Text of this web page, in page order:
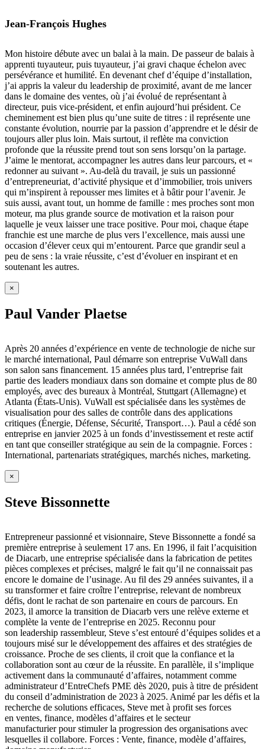
Jean-François Hughes
Mon histoire débute avec un balai à la main. De passeur de balais à
apprenti tuyauteur, puis tuyauteur, j’ai gravi chaque échelon avec
persévérance et humilité. En devenant chef d’équipe d’installation,
j’ai appris la valeur du leadership de proximité, avant de me lancer
dans le domaine des ventes, où j’ai évolué de représentant à
directeur, puis vice-président, et enfin aujourd’hui président. Ce
cheminement est bien plus qu’une suite de titres : il représente une
constante évolution, nourrie par la passion d’apprendre et le désir de
toujours aller plus loin. Mais surtout, il reflète ma conviction
profonde que la réussite prend tout son sens lorsqu’on la partage.
J’aime le mentorat, accompagner les autres dans leur parcours, et «
redonner au suivant ». Au-delà du travail, je suis un passionné
d’entrepreneuriat, d’activité physique et d’immobilier, trois univers
qui m’inspirent à repousser mes limites et à bâtir pour l’avenir. Je
suis aussi, avant tout, un homme de famille : mes proches sont mon
moteur, ma plus grande source de motivation et la raison pour
laquelle je veux laisser une trace positive. Pour moi, chaque étape
franchie est une marche de plus vers l’excellence, mais aussi une
occasion d’élever ceux qui m’entourent. Parce que grandir seul a
peu de sens : la vraie réussite, c’est d’évoluer en inspirant et en
soutenant les autres.
×
Paul Vander Plaetse
Après 20 années d’expérience en vente de technologie de niche sur
le marché international, Paul démarre son entreprise VuWall dans
son salon sans financement. 15 années plus tard, l’entreprise fait
partie des leaders mondiaux dans son domaine et compte plus de 80
employés, avec des bureaux à Montréal, Stuttgart (Allemagne) et
Atlanta (États-Unis). VuWall est spécialisée dans les systèmes de
visualisation pour des salles de contrôle dans des applications
critiques (Énergie, Défense, Sécurité, Transport…). Paul a cédé son
entreprise en janvier 2025 à un fonds d’investissement et reste actif
en tant que conseiller stratégique au sein de la compagnie. Forces :
International, partenariats stratégiques, marchés niches, marketing.
×
Steve Bissonnette
Entrepreneur passionné et visionnaire, Steve Bissonnette a fondé sa
première entreprise à seulement 17 ans. En 1996, il fait l’acquisition
de Diacarb, une entreprise spécialisée dans la fabrication de petites
pièces complexes et précises, malgré le fait qu’il ne connaissait pas
encore le domaine de l’usinage. Au fil des 29 années suivantes, il a
su transformer et faire croître l’entreprise, relevant de nombreux
défis, dont le rachat de son partenaire en cours de parcours. En
2023, il amorce la transition de Diacarb vers une relève externe et
complète la vente de l’entreprise en 2025. Reconnu pour
son leadership rassembleur, Steve s’est entouré d’équipes solides et a
toujours misé sur le développement des affaires et des stratégies de
croissance. Proche de ses clients, il croit que la confiance et la
collaboration sont au cœur de la réussite. En parallèle, il s’implique
activement dans la communauté d’affaires, notamment comme
administrateur d’EntreChefs PME dès 2020, puis à titre de président
du conseil d’administration de 2023 à 2025. Animé par les défis et la
recherche de solutions efficaces, Steve met à profit ses forces
en ventes, finance, modèles d’affaires et le secteur
manufacturier pour stimuler la progression des organisations avec
lesquelles il collabore. Forces : Vente, finance, modèle d’affaires,